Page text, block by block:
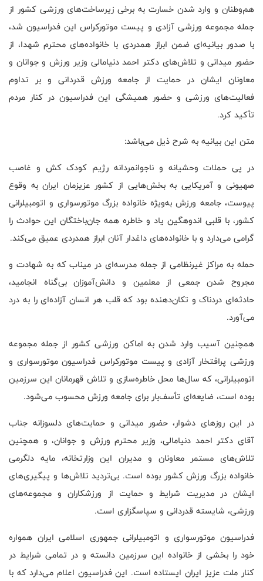
هم‌وطنان و وارد شدن خسارت به برخی زیرساخت‌های ورزشی کشور از
جمله مجموعه ورزشی آزادی و پیست موتورکراس این فدراسیون شد،
با صدور بیانیه‌ای ضمن ابراز همدردی با خانواده‌های محترم شهدا، از
حضور میدانی و تلاش‌های دکتر احمد دنیامالی وزیر ورزش و جوانان و
معاونان ایشان در حمایت از جامعه ورزش قدردانی و بر تداوم
فعالیت‌های ورزشی و حضور همیشگی این فدراسیون در کنار مردم
تأکید کرد.
متن این بیانیه به شرح ذیل می‌باشد:
در پی حملات وحشیانه و ناجوانمردانه رژیم کودک کش و غاصب
صهیونی و آمریکایی به بخش‌هایی از کشور عزیزمان ایران به وقوع
پیوست، جامعه ورزش به‌ویژه خانواده بزرگ موتورسواری و اتومبیلرانی
کشور، با قلبی اندوهگین یاد و خاطره همه جان‌باختگان این حوادث را
گرامی می‌دارد و با خانواده‌های داغدار آنان ابراز همدردی عمیق می‌کند.
حمله به مراکز غیرنظامی از جمله مدرسه‌ای در میناب که به شهادت و
مجروح شدن جمعی از معلمین و دانش‌آموزان بی‌گناه انجامید،
حادثه‌ای دردناک و تکان‌دهنده بود که قلب هر انسان آزاده‌ای را به درد
می‌آورد.
همچنین آسیب وارد شدن به اماکن ورزشی کشور از جمله مجموعه
ورزشی پرافتخار آزادی و پیست موتورکراس فدراسیون موتورسواری و
اتومبیلرانی، که سال‌ها محل خاطره‌سازی و تلاش قهرمانان این سرزمین
بوده است، ضایعه‌ای تأسف‌بار برای جامعه ورزش محسوب می‌شود.
در این روزهای دشوار، حضور میدانی و حمایت‌های دلسوزانه جناب
آقای دکتر احمد دنیامالی، وزیر محترم ورزش و جوانان، و همچنین
تلاش‌های مستمر معاونان و مدیران این وزارتخانه، مایه دلگرمی
خانواده بزرگ ورزش کشور بوده است. بی‌تردید تلاش‌ها و پیگیری‌های
ایشان در مدیریت شرایط و حمایت از ورزشکاران و مجموعه‌های
ورزشی، شایسته قدردانی و سپاسگزاری است.
فدراسیون موتورسواری و اتومبیلرانی جمهوری اسلامی ایران همواره
خود را بخشی از خانواده این سرزمین دانسته و در تمامی شرایط در
کنار ملت عزیز ایران ایستاده است. این فدراسیون اعلام می‌دارد که با